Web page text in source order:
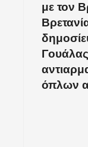
με τον
όπλων